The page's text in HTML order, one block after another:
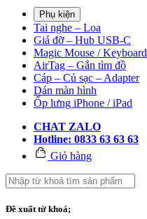
Phụ kiện
Tai nghe – Loa
Giá đỡ – Hub USB-C
Magic Mouse / Keyboard
AirTag – Gắn tìm đồ
Cáp – Củ sạc – Adapter
Dán màn hình
Ốp lưng iPhone / iPad
CHAT ZALO
Hotline: 0833 63 63 63
Giỏ hàng
Đề xuất từ khoá;